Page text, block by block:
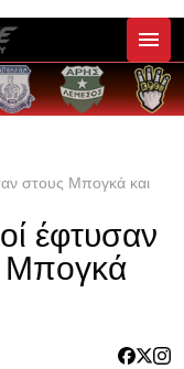
στους Μπογκά και
έφτυσαν
Μπογκά